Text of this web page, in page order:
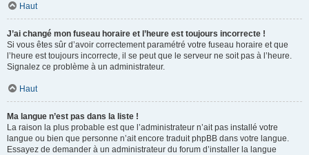
Haut
J’ai changé mon fuseau horaire et l’heure est toujours incorrecte !
Si vous êtes sûr d’avoir correctement paramétré votre fuseau horaire et que
l’heure est toujours incorrecte, il se peut que le serveur ne soit pas à l’heure.
Signalez ce problème à un administrateur.
Haut
Ma langue n’est pas dans la liste !
La raison la plus probable est que l’administrateur n’ait pas installé votre
langue ou bien que personne n’ait encore traduit phpBB dans votre langue.
Essayez de demander à un administrateur du forum d’installer la langue